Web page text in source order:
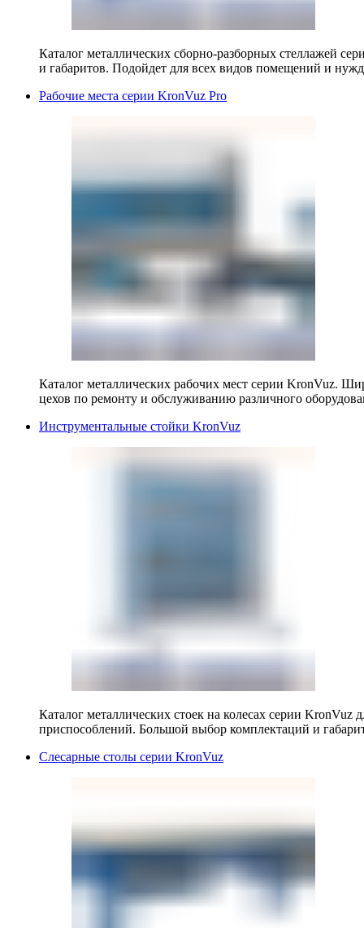
Каталог металлических сборно-разборных стеллажей
и габаритов. Подойдет для всех видов помещений и
Рабочие места серии KronVuz Pro
Каталог металлических рабочих мест серии KronVuz.
цехов по ремонту и обслуживанию различного
Инструментальные стойки KronVuz
Каталог металлических стоек на колесах серии KronVuz
приспособлений. Большой выбор комплектаций и
Слесарные столы серии KronVuz